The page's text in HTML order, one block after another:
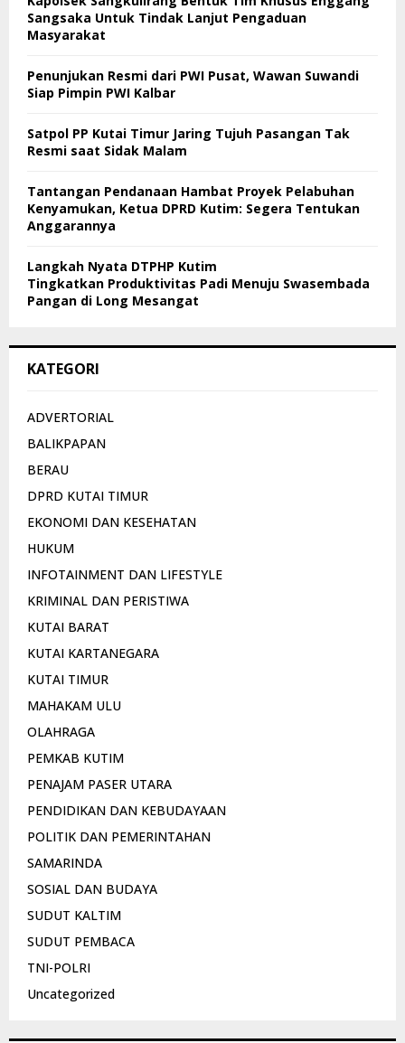
Sangsaka Untuk Tindak Lanjut Pengaduan
Masyarakat
Penunjukan Resmi dari PWI Pusat, Wawan Suwandi
Siap Pimpin PWI Kalbar
Satpol PP Kutai Timur Jaring Tujuh Pasangan Tak
Resmi saat Sidak Malam
Tantangan Pendanaan Hambat Proyek Pelabuhan
Kenyamukan, Ketua DPRD Kutim: Segera Tentukan
Anggarannya
Langkah Nyata DTPHP Kutim
Tingkatkan Produktivitas Padi Menuju Swasembada
Pangan di Long Mesangat
KATEGORI
ADVERTORIAL
BALIKPAPAN
BERAU
DPRD KUTAI TIMUR
EKONOMI DAN KESEHATAN
HUKUM
INFOTAINMENT DAN LIFESTYLE
KRIMINAL DAN PERISTIWA
KUTAI BARAT
KUTAI KARTANEGARA
KUTAI TIMUR
MAHAKAM ULU
OLAHRAGA
PEMKAB KUTIM
PENAJAM PASER UTARA
PENDIDIKAN DAN KEBUDAYAAN
POLITIK DAN PEMERINTAHAN
SAMARINDA
SOSIAL DAN BUDAYA
SUDUT KALTIM
SUDUT PEMBACA
TNI-POLRI
Uncategorized